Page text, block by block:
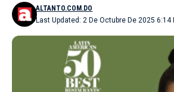
Last Updated: 2 De Octubre De 2025 6:14
ALTANTO.COM.DO